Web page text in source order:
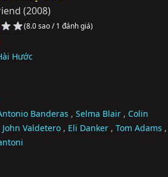
(2008)
(8.0 sao / 1 đánh giá)
Hước
Banderas , Selma Blair , Colin
John Valdetero , Eli Danker , Tom Adams ,